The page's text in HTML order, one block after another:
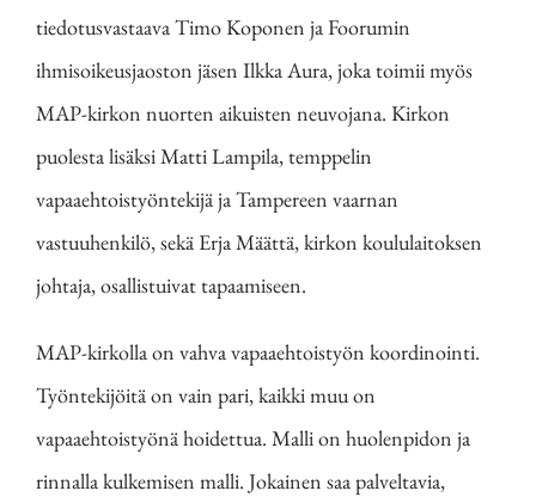
tiedotusvastaava Timo Koponen ja Foorumin
ihmisoikeusjaoston jäsen Ilkka Aura, joka toimii myös
MAP-kirkon nuorten aikuisten neuvojana. Kirkon
puolesta lisäksi Matti Lampila, temppelin
vapaaehtoistyöntekijä ja Tampereen vaarnan
vastuuhenkilö, sekä Erja Määttä, kirkon koululaitoksen
johtaja, osallistuivat tapaamiseen.
MAP-kirkolla on vahva vapaaehtoistyön koordinointi.
Työntekijöitä on vain pari, kaikki muu on
vapaaehtoistyönä hoidettua. Malli on huolenpidon ja
rinnalla kulkemisen malli. Jokainen saa palveltavia,